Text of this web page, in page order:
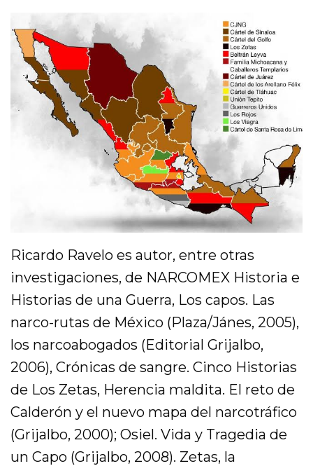
Ricardo Ravelo es autor, entre otras
investigaciones, de NARCOMEX Historia e
Historias de una Guerra, Los capos. Las
narco-rutas de México (Plaza/Jánes, 2005),
los narcoabogados (Editorial Grijalbo,
2006), Crónicas de sangre. Cinco Historias
de Los Zetas, Herencia maldita. El reto de
Calderón y el nuevo mapa del narcotráfico
(Grijalbo, 2000); Osiel. Vida y Tragedia de
un Capo (Grijalbo, 2008). Zetas, la